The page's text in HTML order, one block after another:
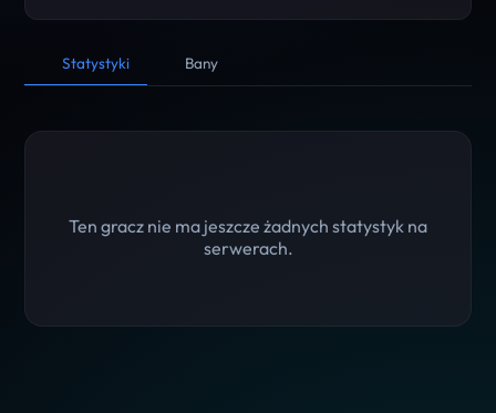
Statystyki Bany
Ten gracz nie ma jeszcze żadnych statystyk na
serwerach.